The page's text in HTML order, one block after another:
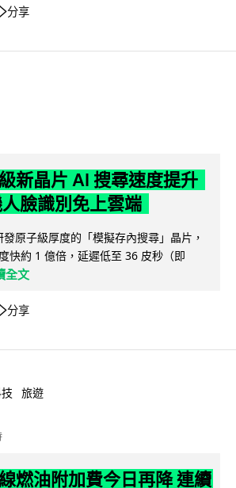
分享
新晶片 AI 搜尋速度提升
臉識別免上雲端
原子級厚度的「模擬存內搜尋」晶片，
快約 1 億倍，延遲低至 36 皮秒（即
全文
分享
旅遊
燃油附加費今日再降 連續